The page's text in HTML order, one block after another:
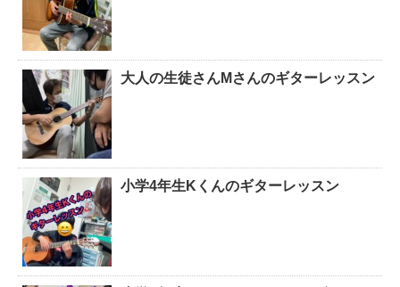
大人の生徒さんMさんのギターレッスン
小学4年生Kくんのギターレッスン